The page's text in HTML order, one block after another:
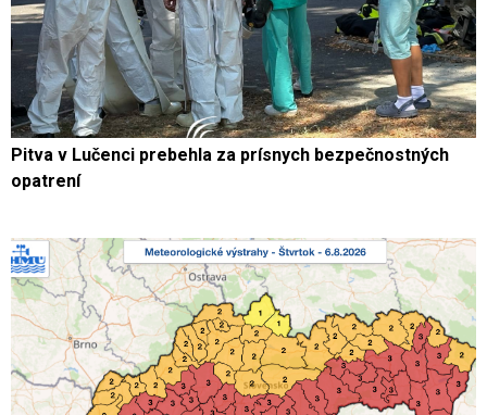
Pitva v Lučenci prebehla za prísnych bezpečnostných
opatrení